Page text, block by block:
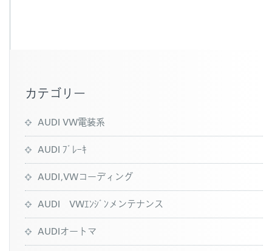
カテゴリー
AUDI VW電装系
AUDI ﾌﾞﾚｰｷ
AUDI,VWコーディング
AUDI VWｴﾝｼﾞﾝメンテナンス
AUDIオートマ